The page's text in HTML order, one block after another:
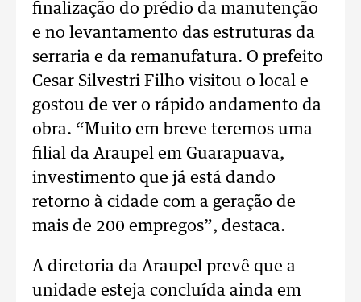
finalização do prédio da manutenção
e no levantamento das estruturas da
serraria e da remanufatura. O prefeito
Cesar Silvestri Filho visitou o local e
gostou de ver o rápido andamento da
obra. “Muito em breve teremos uma
filial da Araupel em Guarapuava,
investimento que já está dando
retorno à cidade com a geração de
mais de 200 empregos”, destaca.
A diretoria da Araupel prevê que a
unidade esteja concluída ainda em